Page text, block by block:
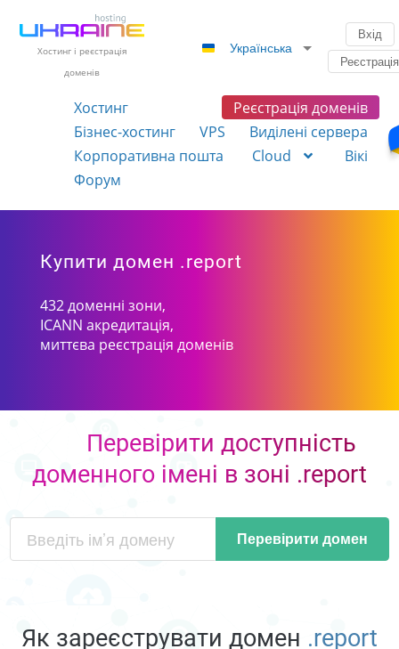
Хостинг і реєстрація
доменів
Українська
Вхід
Реєстрація
Хостинг
Реєстрація доменів
Бізнес-хостинг
VPS
Виділені сервера
Корпоративна пошта
Cloud
Вікі
Форум
Купити домен .report
432 доменні зони,
ICANN акредитація,
миттєва реєстрація доменів
Перевірити доступність
доменного імені в зоні .report
Перевірити домен
Як зареєструвати домен .report